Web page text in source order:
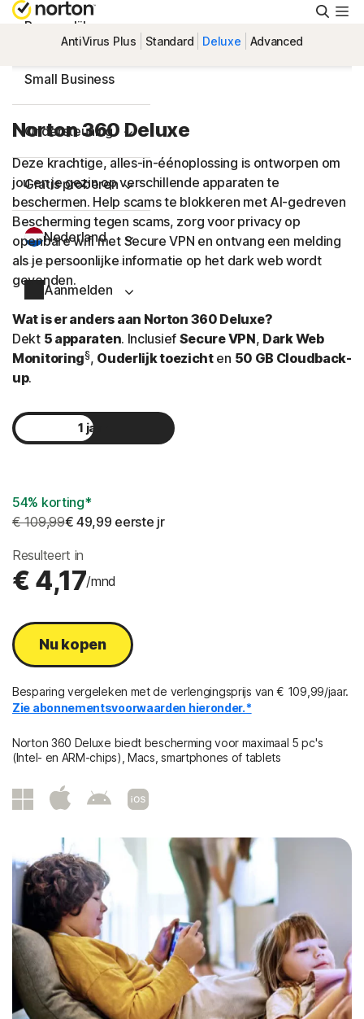
Persoonlijk
Small Business
Ondersteuning
Gratis proberen
Nederland
Aanmelden
AntiVirus Plus Standard Deluxe Advanced
Norton 360 Deluxe
Deze krachtige, alles-in-éénoplossing is ontworpen om
jou en je gezin op verschillende apparaten te
beschermen. Help scams te blokkeren met AI-gedreven
Bescherming tegen scams, zorg voor privacy op
openbare wifi met Secure VPN en ontvang een melding
als je persoonlijke informatie op het dark web wordt
gevonden.
Wat is er anders aan Norton 360 Deluxe?
Dekt 5 apparaten. Inclusief Secure VPN, Dark Web
Monitoring§, Ouderlijk toezichten 50 GB Cloudback-
up.
1 jaar
54% korting*
€ 109,99€ 49,99 eerste jr
Resulteert in
€ 4,17/mnd
Nu kopen
Besparing vergeleken met de verlengingsprijs van € 109,99/jaar.
Zie abonnementsvoorwaarden hieronder.*
Norton 360 Deluxe biedt bescherming voor maximaal 5 pc's
(Intel- en ARM-chips), Macs, smartphones of tablets